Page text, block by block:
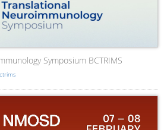
Symposium BCTRIMS